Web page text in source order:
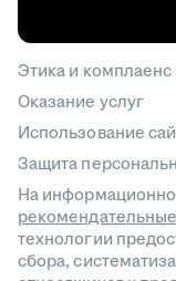
Этика и комплаенс
Оказание услуг
Использование
Защита
На
технологии
сбора,